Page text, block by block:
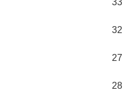
33
32
27
28